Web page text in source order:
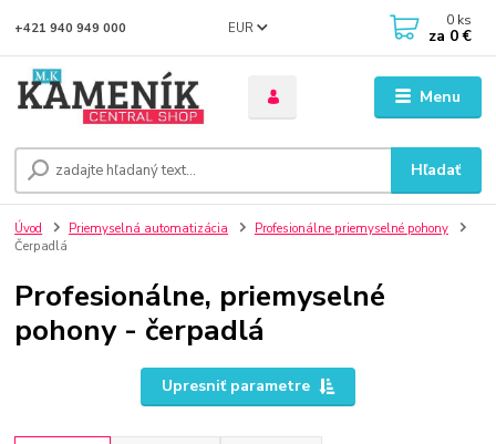
Menu
EUR
Hľadať
+421 940 949 000 0 ks
za 0 €
Úvod Priemyselná automatizácia
Profesionálne priemyselné pohony
Čerpadlá
Profesionálne, priemyselné
pohony - čerpadlá
Upresniť parametre